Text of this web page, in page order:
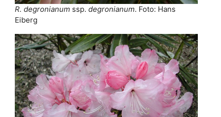
R. degronianum ssp. degronianum. Foto: Hans
Eiberg